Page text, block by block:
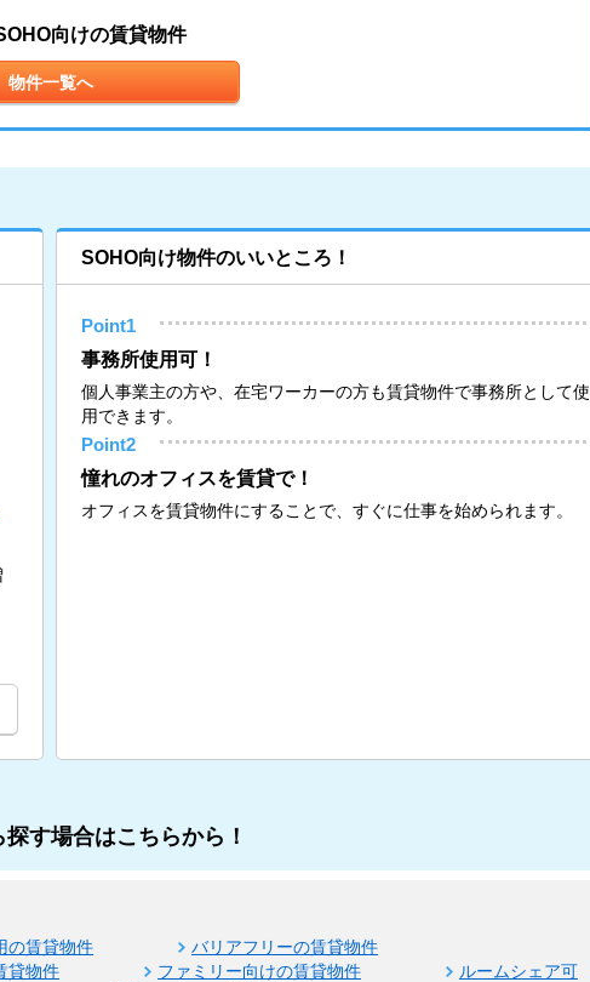
向けの賃貸物件
物件一覧へ
SOHO向け物件のいいところ！
Point1
事務所使用可！
個人事業主の方や、在宅ワーカーの方も賃貸物件で事務所として使
用できます。
Point2
憧れのオフィスを賃貸で！
オフィスを賃貸物件にすることで、すぐに仕事を始められます。
す場合はこちらから！
の賃貸物件
バリアフリーの賃貸物件
貸物件 ファミリー向けの賃貸物件
ルームシェア可